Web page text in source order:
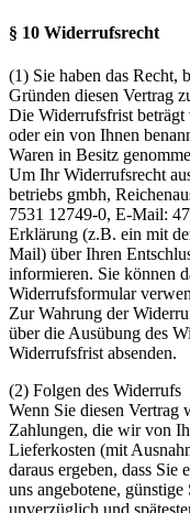
§ 10 Widerrufsrecht
(1) Sie haben das Recht,
Gründen diesen Vertrag
Die Widerrufsfrist beträgt
oder ein von Ihnen
Waren in Besitz
Um Ihr Widerrufsrecht
betriebs gmbh,
7531 12749-0, E-Mail:
Erklärung (z.B. ein mit
Mail) über Ihren
informieren. Sie können
Widerrufsformular
Zur Wahrung der
über die Ausübung des
Widerrufsfrist absenden.
(2) Folgen des Widerrufs
Wenn Sie diesen
Zahlungen, die wir von
Lieferkosten (mit
daraus ergeben, dass
uns angebotene,
unverzüglich und